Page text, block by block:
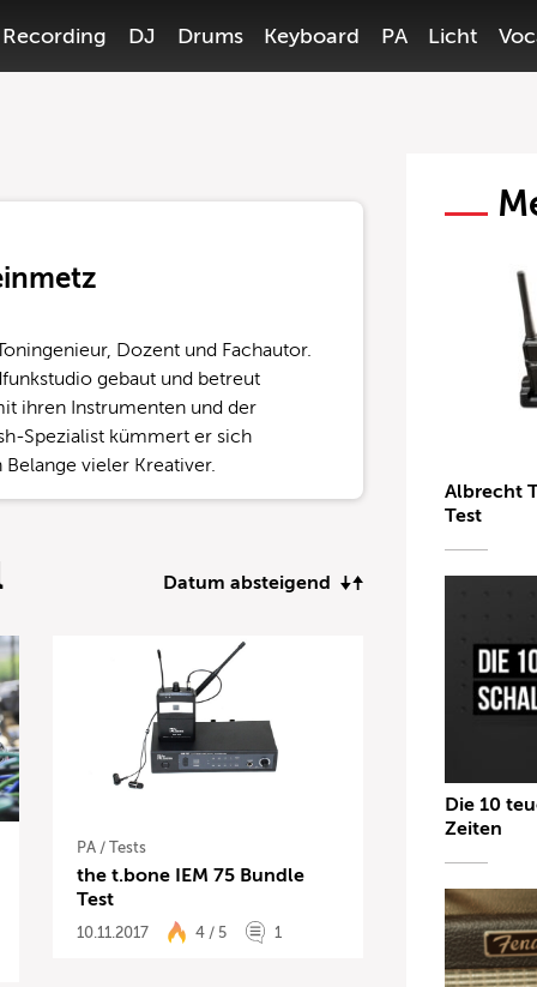
Recording DJ Drums Keyboard PA Licht
Dozent und Fachautor.
gebaut und betreut
ihren Instrumenten und der
Spezialist kümmert er sich
vieler Kreativer.
Datum absteigend
PA /Tests
the t.bone IEM 75 Bundle
Test
10.11.2017 4 / 5 1
Albrecht
Test
Die 10
Zeiten